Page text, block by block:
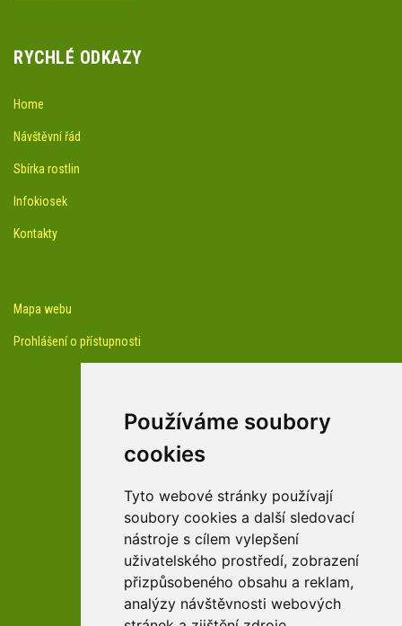
Používáme soubory
cookies
Tyto webové stránky používají
soubory cookies a další sledovací
nástroje s cílem vylepšení
uživatelského prostředí, zobrazení
přizpůsobeného obsahu a reklam,
analýzy návštěvnosti webových
RYCHLÉ ODKAZY
Home
Návštěvní řád
Sbírka rostlin
Infokiosek
Kontakty
Mapa webu
Prohlášení o přístupnosti
Youtube kanál arboreta